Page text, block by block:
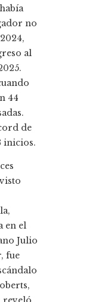
no
al
44
de
inicios.
en el
Julio
fue